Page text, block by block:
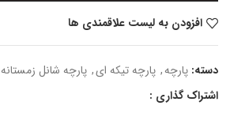
افزودن به لیست علاقمندی ها
دسته: پارچه, پارچه تیکه ای, پارچه شانل زمستانه
اشتراک گذاری :